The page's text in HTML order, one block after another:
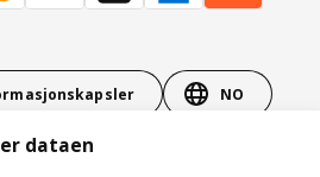
NO
dataen